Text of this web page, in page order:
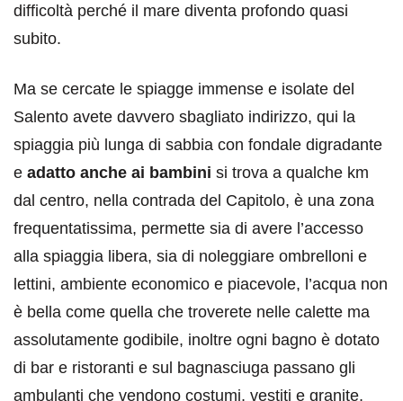
difficoltà perché il mare diventa profondo quasi
subito.
Ma se cercate le spiagge immense e isolate del
Salento avete davvero sbagliato indirizzo, qui la
spiaggia più lunga di sabbia con fondale digradante
e adatto anche ai bambini si trova a qualche km
dal centro, nella contrada del Capitolo, è una zona
frequentatissima, permette sia di avere l’accesso
alla spiaggia libera, sia di noleggiare ombrelloni e
lettini, ambiente economico e piacevole, l’acqua non
è bella come quella che troverete nelle calette ma
assolutamente godibile, inoltre ogni bagno è dotato
di bar e ristoranti e sul bagnasciuga passano gli
ambulanti che vendono costumi, vestiti e granite,